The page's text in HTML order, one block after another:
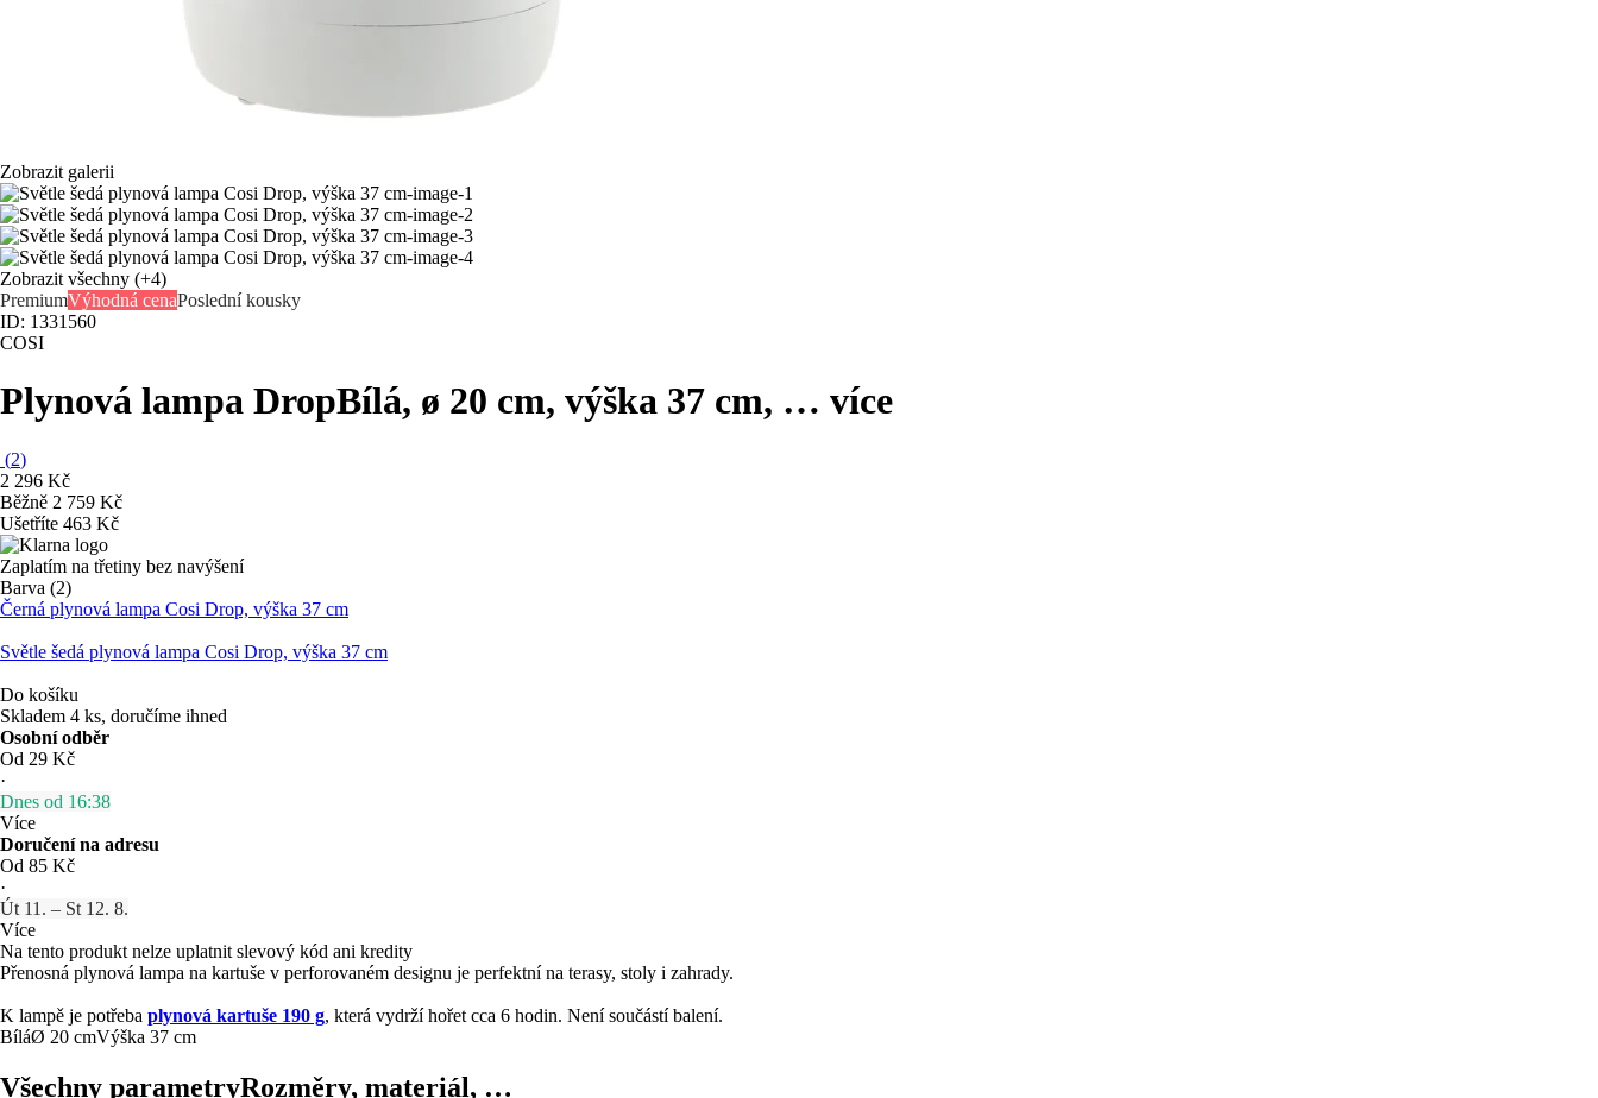
Zobrazit galerii
Zobrazit všechny (+4)
PremiumVýhodná cenaPoslední kousky
ID: 1331560
COSI
Plynová lampa DropBílá, ø 20 cm, výška 37 cm, … více
(2)
2 296 Kč
Běžně 2 759 Kč
Ušetříte 463 Kč
Zaplatím na třetiny bez navýšení
Barva (2)
Černá plynová lampa Cosi Drop, výška 37 cm
Světle šedá plynová lampa Cosi Drop, výška 37 cm
Do košíku
Skladem 4 ks, doručíme ihned
Osobní odběr
Od 29 Kč
·
Dnes od 16:38
Více
Doručení na adresu
Od 85 Kč
·
Út 11. – St 12. 8.
Více
Na tento produkt nelze uplatnit slevový kód ani kredity
Přenosná plynová lampa na kartuše v perforovaném designu je perfektní na terasy, stoly i zahrady.
K lampě je potřeba plynová kartuše 190 g, která vydrží hořet cca 6 hodin. Není součástí balení.
BíláØ 20 cmVýška 37 cm
Všechny parametryRozměry, materiál, …